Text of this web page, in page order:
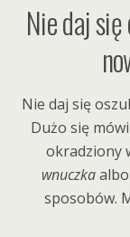
Nie daj
Nie daj się
Dużo się
okradziony
wnuczkaalbo
sposobów.